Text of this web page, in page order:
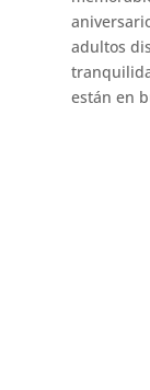
adultos
están en